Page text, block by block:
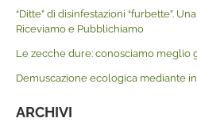
“Ditte” di disinfestazioni “furbette”.
Riceviamo e Pubblichiamo
Le zecche dure: conosciamo meglio
Demuscazione ecologica mediante
ARCHIVI